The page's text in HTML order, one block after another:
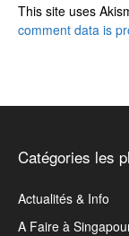
This site uses
comment data is
Catégories les
Actualités & Info
A Faire à